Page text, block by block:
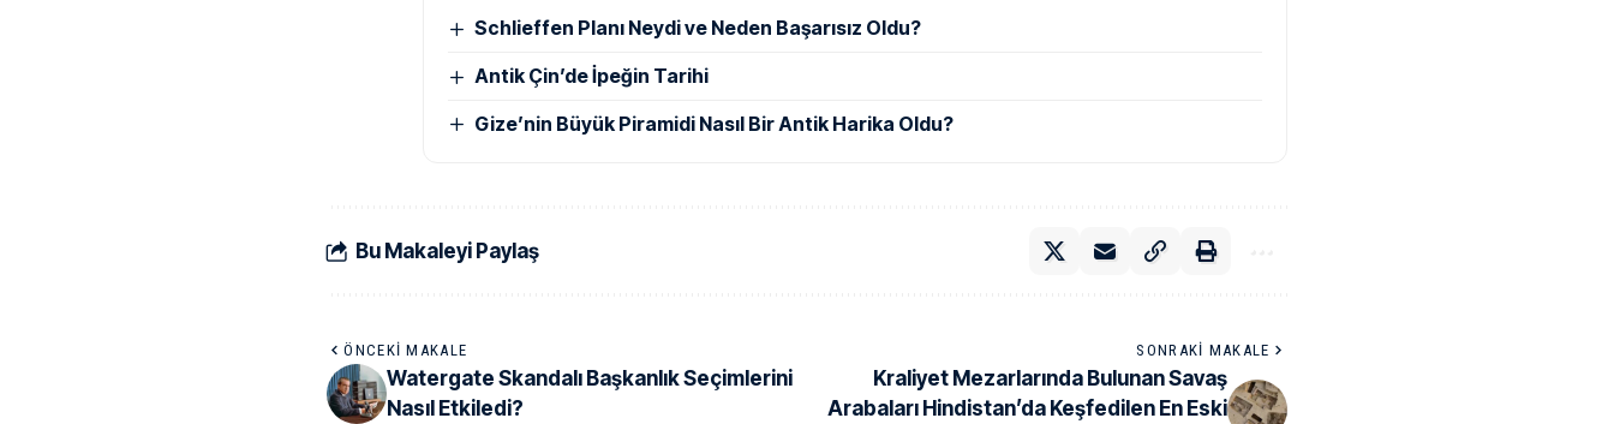
Schlieffen Planı Neydi ve Neden Başarısız Oldu?
Antik Çin’de İpeğin Tarihi
Gize’nin Büyük Piramidi Nasıl Bir Antik Harika Oldu?
Bu Makaleyi Paylaş
ÖNCEKI MAKALE
Watergate Skandalı Başkanlık Seçimlerini
Nasıl Etkiledi?
SONRAKI MAKALE
Kraliyet Mezarlarında Bulunan Savaş
Arabaları Hindistan’da Keşfedilen En Eski